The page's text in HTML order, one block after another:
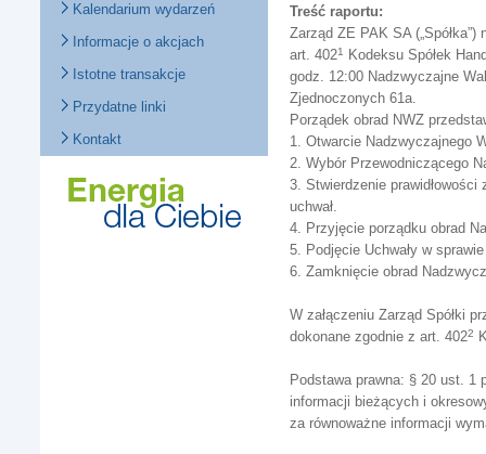
Kalendarium wydarzeń
Informacje o akcjach
Istotne transakcje
Przydatne linki
Kontakt
Treść raportu:
Zarząd ZE PAK SA
art. 4021
Kodeksu Spółek
godz. 12:00 Nadzwyczajne
Zjednoczonych 61a.
Porządek obrad NWZ
1. Otwarcie Nadzwyczajnego
2. Wybór Przewodniczącego
3. Stwierdzenie
uchwał.
4. Przyjęcie porządku obrad
5. Podjęcie Uchwały w
6. Zamknięcie obrad
W załączeniu Zarząd Spółki
dokonane zgodnie z art. 4022
Podstawa prawna: § 20 ust. 1
informacji bieżących i
za równoważne informacji